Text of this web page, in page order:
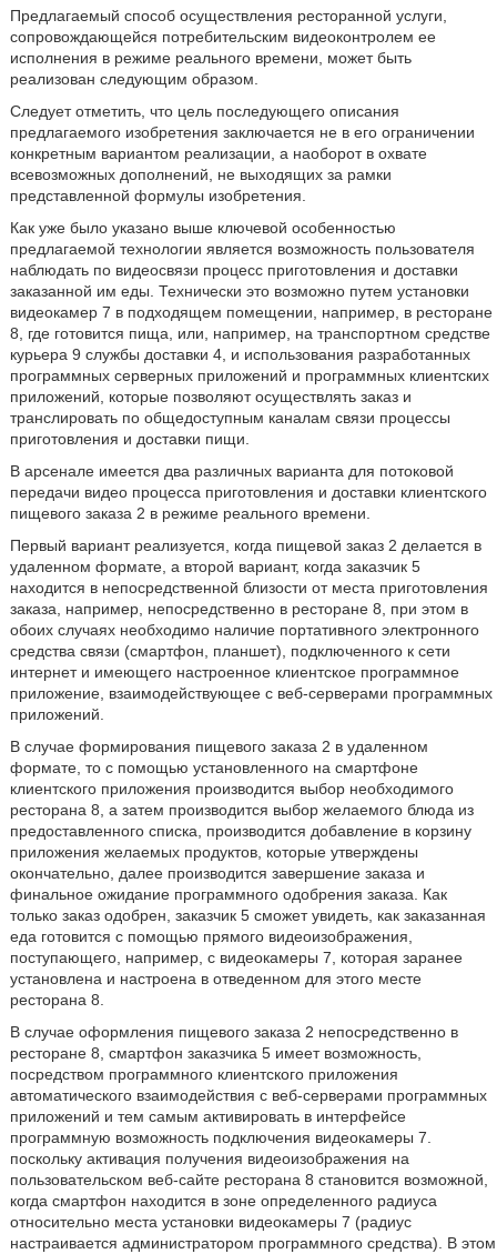
Предлагаемый способ осуществления ресторанной услуги,
сопровождающейся потребительским видеоконтролем ее
исполнения в режиме реального времени, может быть
реализован следующим образом.
Следует отметить, что цель последующего описания
предлагаемого изобретения заключается не в его ограничении
конкретным вариантом реализации, а наоборот в охвате
всевозможных дополнений, не выходящих за рамки
представленной формулы изобретения.
Как уже было указано выше ключевой особенностью
предлагаемой технологии является возможность пользователя
наблюдать по видеосвязи процесс приготовления и доставки
заказанной им еды. Технически это возможно путем установки
видеокамер 7 в подходящем помещении, например, в ресторане
8, где готовится пища, или, например, на транспортном средстве
курьера 9 службы доставки 4, и использования разработанных
программных серверных приложений и программных клиентских
приложений, которые позволяют осуществлять заказ и
транслировать по общедоступным каналам связи процессы
приготовления и доставки пищи.
В арсенале имеется два различных варианта для потоковой
передачи видео процесса приготовления и доставки клиентского
пищевого заказа 2 в режиме реального времени.
Первый вариант реализуется, когда пищевой заказ 2 делается в
удаленном формате, а второй вариант, когда заказчик 5
находится в непосредственной близости от места приготовления
заказа, например, непосредственно в ресторане 8, при этом в
обоих случаях необходимо наличие портативного электронного
средства связи (смартфон, планшет), подключенного к сети
интернет и имеющего настроенное клиентское программное
приложение, взаимодействующее с веб-серверами программных
приложений.
В случае формирования пищевого заказа 2 в удаленном
формате, то с помощью установленного на смартфоне
клиентского приложения производится выбор необходимого
ресторана 8, а затем производится выбор желаемого блюда из
предоставленного списка, производится добавление в корзину
приложения желаемых продуктов, которые утверждены
окончательно, далее производится завершение заказа и
финальное ожидание программного одобрения заказа. Как
только заказ одобрен, заказчик 5 сможет увидеть, как заказанная
еда готовится с помощью прямого видеоизображения,
поступающего, например, с видеокамеры 7, которая заранее
установлена и настроена в отведенном для этого месте
ресторана 8.
В случае оформления пищевого заказа 2 непосредственно в
ресторане 8, смартфон заказчика 5 имеет возможность,
посредством программного клиентского приложения
автоматического взаимодействия с веб-серверами программных
приложений и тем самым активировать в интерфейсе
программную возможность подключения видеокамеры 7.
поскольку активация получения видеоизображения на
пользовательском веб-сайте ресторана 8 становится возможной,
когда смартфон находится в зоне определенного радиуса
относительно места установки видеокамеры 7 (радиус
настраивается администратором программного средства). В этом